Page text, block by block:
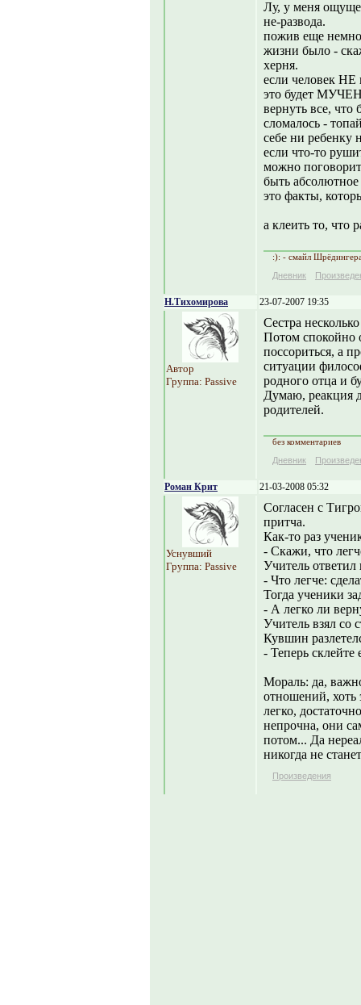
Лу, у меня
не-развода.
пожив еще
жизни было -
херня.
если человек
это будет
вернуть все,
сломалось -
себе ни ребенку
если что-то
можно
быть
это факты,
а клеить то, что
:): - смайл
Дневник
Н.Тихомирова 23-07-2007 19:35
Автор
Группа: Passive
Сестра
Потом спокойно
поссориться, а
ситуации
родного отца и
Думаю, реакция
родителей.
без комментариев
Дневник
Роман Крит 21-03-2008 05:32
Уснувший
Группа: Passive
Согласен с
притча.
Как-то раз
- Скажи, что
Учитель ответил
- Что легче:
Тогда ученики
- А легко ли
Учитель взял со
Кувшин
- Теперь склейте
Мораль: да,
отношений, хоть
легко,
непрочна, они
потом... Да
никогда не
Произведения